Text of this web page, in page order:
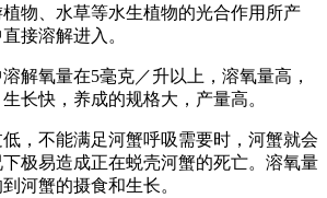
物、水草等水生植物的光合作用所产
接溶解进入。
解氧量在5毫克／升以上，溶氧量高，
长快，养成的规格大，产量高。
，不能满足河蟹呼吸需要时，河蟹就会
极易造成正在蜕壳河蟹的死亡。溶氧量
河蟹的摄食和生长。